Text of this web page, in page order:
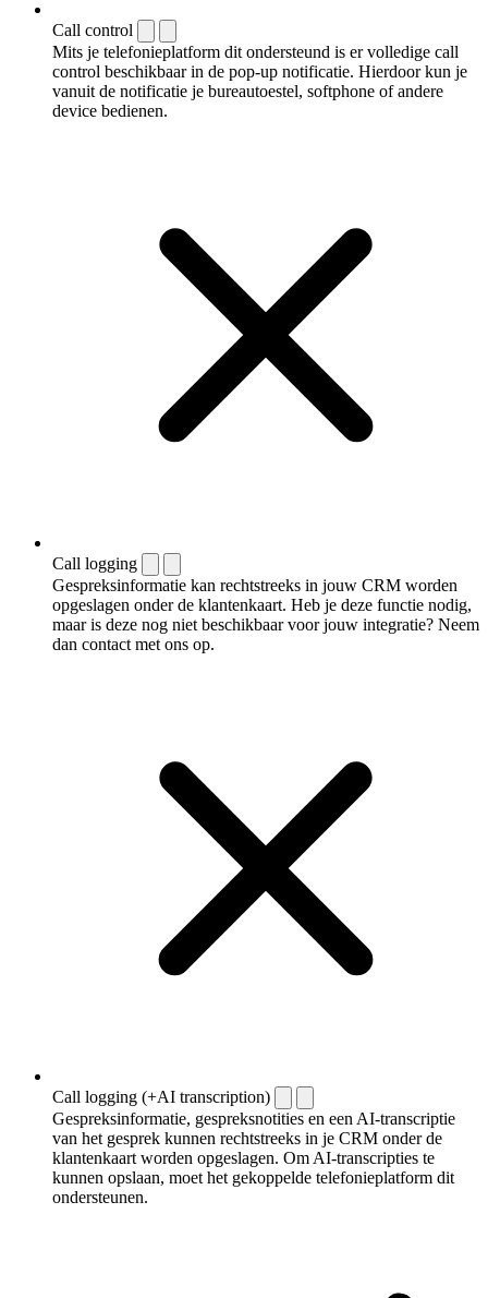
Call control
Mits je telefonieplatform dit ondersteund is er volledige call
control beschikbaar in de pop-up notificatie. Hierdoor kun je
vanuit de notificatie je bureautoestel, softphone of andere
device bedienen.
Call logging
Gespreksinformatie kan rechtstreeks in jouw CRM worden
opgeslagen onder de klantenkaart. Heb je deze functie nodig,
maar is deze nog niet beschikbaar voor jouw integratie? Neem
dan contact met ons op.
Call logging (+AI transcription)
Gespreksinformatie, gespreksnotities en een AI-transcriptie
van het gesprek kunnen rechtstreeks in je CRM onder de
klantenkaart worden opgeslagen. Om AI-transcripties te
kunnen opslaan, moet het gekoppelde telefonieplatform dit
ondersteunen.